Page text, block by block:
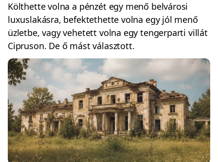
Költhette volna a pénzét egy menő belvárosi
luxuslakásra, befektethette volna egy jól menő
üzletbe, vagy vehetett volna egy tengerparti villát
Cipruson. De ő mást választott.